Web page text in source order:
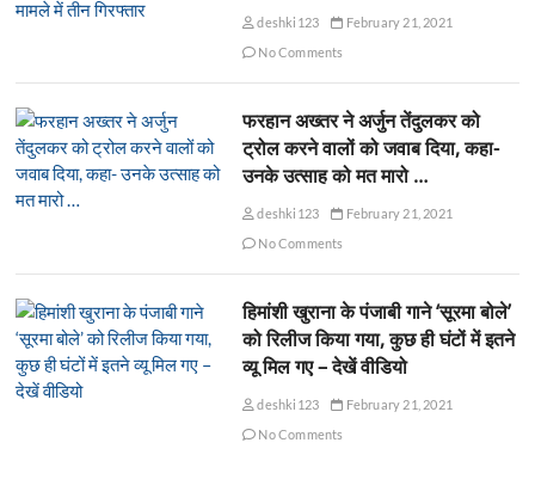
deshki123
February 21, 2021
No Comments
फरहान अख्तर ने अर्जुन तेंदुलकर को
ट्रोल करने वालों को जवाब दिया, कहा-
उनके उत्साह को मत मारो …
deshki123
February 21, 2021
No Comments
हिमांशी खुराना के पंजाबी गाने ‘सूरमा बोले’
को रिलीज किया गया, कुछ ही घंटों में इतने
व्यू मिल गए – देखें वीडियो
deshki123
February 21, 2021
No Comments